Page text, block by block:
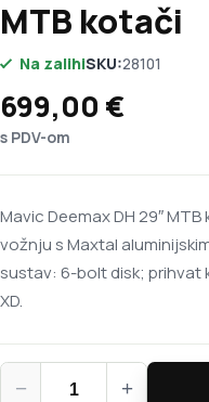
MTB kotači
Na zalihiSKU:28101
699,00 €
s PDV-om
Mavic Deemax DH 29″
vožnju s Maxtal
sustav: 6-bolt disk; prihvat
XD.
−
Mavic Deemax DH 29"
+